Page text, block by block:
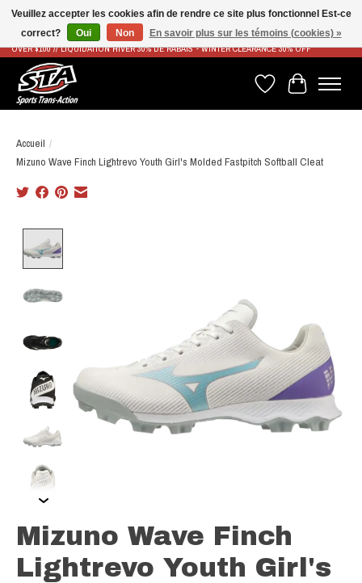
LIVRAISON RAPIDE ET GRATUITE À PARTIR DE 100$ - FAST & FREE SHIPPING ON ORDERS
OVER $100 // LIQUIDATION HIVER 30% DE RABAIS - WINTER CLEARANCE 30% OFF
Liste de souhaits
Panier
Accueil /
Mizuno Wave Finch Lightrevo Youth Girl's Molded Fastpitch Softball Cleat
Mizuno Wave Finch
Lightrevo Youth Girl's
Veuillez accepter les cookies afin de rendre ce site plus fonctionnel Est-ce
correct?
Oui Non En savoir plus sur les témoins (cookies) »